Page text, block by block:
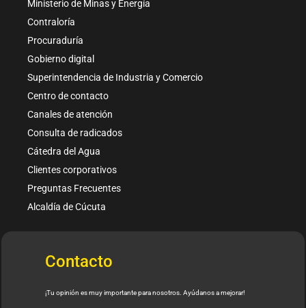
Ministerio de Minas y Energía
Contraloría
Procuraduría
Gobierno digital
Superintendencia de Industria y Comercio
Centro de contacto
Canales de atención
Consulta de radicados
Cátedra del Agua
Clientes corporativos
Preguntas Frecuentes
Alcaldía de Cúcuta
Contacto
¡Tu opinión es muy importante para nosotros. Ayúdanos a mejorar!